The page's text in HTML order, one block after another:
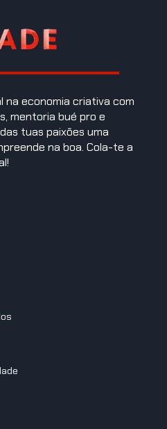
na economia criativa com
mentoria bué pro e
tuas paixões uma
na boa. Cola-te a